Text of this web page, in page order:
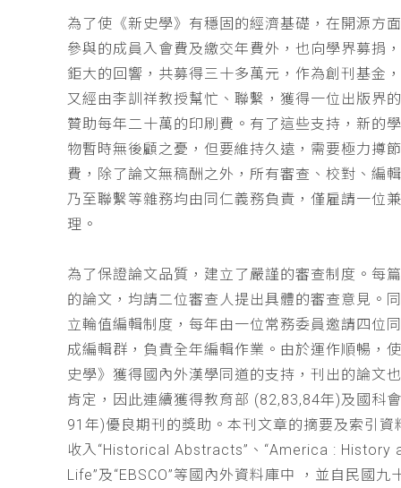
為了使《新史學》有穩固的經濟基礎，在開源方
參與的成員入會費及繳交年費外，也向學界募捐
鉅大的回響，共募得三十多萬元，作為創刊基金
又經由李訓祥教授幫忙、聯繫，獲得一位出版界
贊助每年二十萬的印刷費。有了這些支持，新的
物暫時無後顧之憂，但要維持久遠，需要極力撙
費，除了論文無稿酬之外，所有審查、校對、編
乃至聯繫等雜務均由同仁義務負責，僅雇請一位
理。
為了保證論文品質，建立了嚴謹的審查制度。每
的論文，均請二位審查人提出具體的審查意見。
立輪值編輯制度，每年由一位常務委員邀請四位
成編輯群，負責全年編輯作業。由於運作順暢，
史學》獲得國內外漢學同道的支持，刊出的論文
肯定，因此連續獲得教育部 (82,83,84年)及國科
91年)優良期刊的獎助。本刊文章的摘要及索引資
收入“Historical Abstracts”、“America : History
Life”及“EBSCO”等國內外資料庫中 ，並自民國九